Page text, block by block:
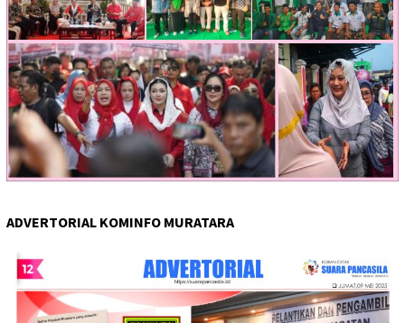
ADVERTORIAL KOMINFO MURATARA